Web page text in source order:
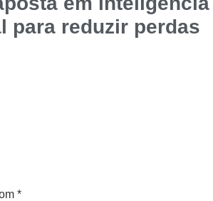
para reduzir perdas
*